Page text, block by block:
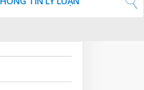
TĂNG TRƯỞNG MỚI NÂNG